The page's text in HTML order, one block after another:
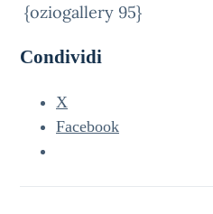
{oziogallery 95}
Condividi
X
Facebook